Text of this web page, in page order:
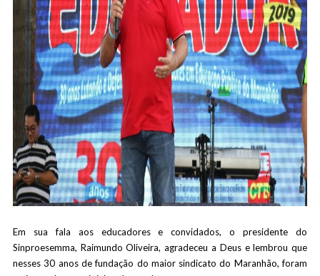
Em sua fala aos educadores e convidados, o presidente do
Sinproesemma, Raimundo Oliveira, agradeceu a Deus e lembrou que
nesses 30 anos de fundação do maior sindicato do Maranhão, foram